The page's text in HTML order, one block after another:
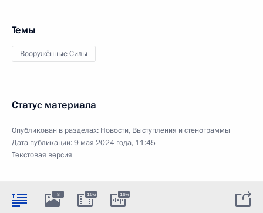
Темы
Вооружённые Силы
Статус материала
Опубликован в разделах: Новости, Выступления и стенограммы
Дата публикации:9 мая 2024 года, 11:45
Текстовая версия
8 16м 16м